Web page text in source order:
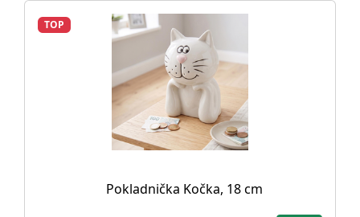
TOP
Pokladnička Kočka, 18 cm